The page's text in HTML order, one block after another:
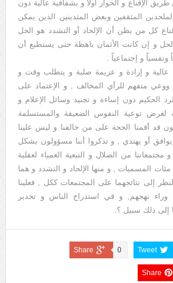
الإقناع و الحوار أولاً و بشفافية عالية دون
المثقفين وبعض المتدينين الذين يمكن
كل من يظن أن الإلحاد أو التشدد هو الحل
و إن كانت الأثمان باهظة حتى يستطيع أن
ونفسياً و إجتماعياً .
عالية و إرادة و عزيمة صلبة و يتطلب وقت و
متفهم للرأي المخالف , و الإعتماد على
الحكيم دون إساءة و تجنيد وسائل الإعلام و
لغرض توعية النفوس الضعيفة والمستسلمة
قد أقمنا الحجة على من خالفنا و ليس علينا
أو يهتدي , و تذكروا أننا مسؤولون بشكل
و مجتمعاتنا من الضلال و التبعية العمياء لعقلية
المسميات , و منها الإلحاد و التشدد و هما
إلى نتائجهما على المجتمعات ككل , فعلينا
وراء نهجهم, و في استدراج الناس و تخدير
إلى ذلك سبيل ؟.
Tweet
Share 0
Share